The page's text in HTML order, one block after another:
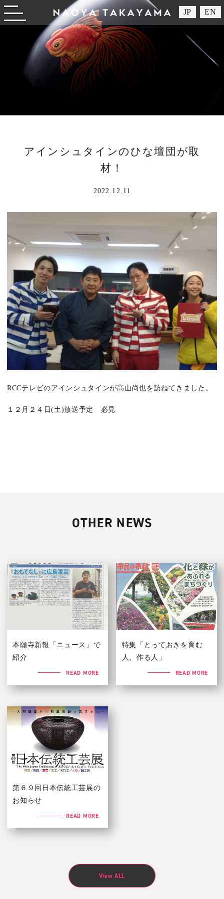
JP EN
Open/close menu
アインシュタインのひな壇団が取
材！
2022.12.11
RCCテレビのアインシュタインが高山尚也を訪ねてきました。
１２月２４日(土)放送予定 必見
OTHER NEWS
本願寺新報「ニュース」で
紹介
READ MORE
特集「とっておきを育む
人、作る人」
READ MORE
第６９回日本伝統工芸展の
お知らせ
READ MORE
View ALL